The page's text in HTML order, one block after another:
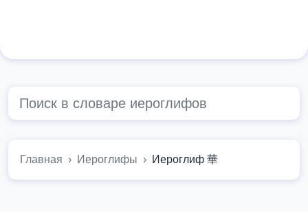
Главная Иероглифы Иероглиф 華